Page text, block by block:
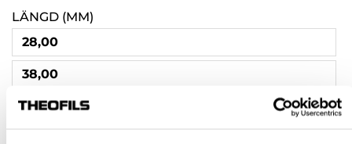
LÄNGD (MM)
28,00
38,00
63,00